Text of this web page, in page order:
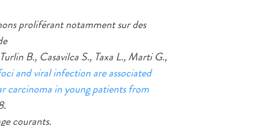
proliférant notamment sur des
B., Casavilca S., Taxa L., Marti G.,
and viral infection are associated
carcinoma in young patients from
courants.